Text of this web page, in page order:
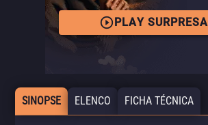
PLAY SURPRESA
SINOPSE ELENCO FICHA TÉCNICA